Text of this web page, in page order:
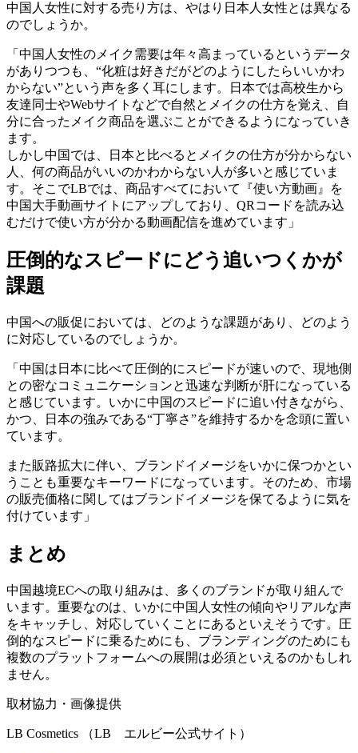
中国人女性に対する売り方は、やはり日本人女性とは異なる
のでしょうか。
「中国人女性のメイク需要は年々高まっているというデータ
がありつつも、“化粧は好きだがどのようにしたらいいかわ
からない”という声を多く耳にします。日本では高校生から
友達同士やWebサイトなどで自然とメイクの仕方を覚え、自
分に合ったメイク商品を選ぶことができるようになっていき
ます。
しかし中国では、日本と比べるとメイクの仕方が分からない
人、何の商品がいいのかわからない人が多いと感じていま
す。そこでLBでは、商品すべてにおいて『使い方動画』を
中国大手動画サイトにアップしており、QRコードを読み込
むだけで使い方が分かる動画配信を進めています」
圧倒的なスピードにどう追いつくかが
課題
中国への販促においては、どのような課題があり、どのよう
に対応しているのでしょうか。
「中国は日本に比べて圧倒的にスピードが速いので、現地側
との密なコミュニケーションと迅速な判断が肝になっている
と感じています。いかに中国のスピードに追い付きながら、
かつ、日本の強みである“丁寧さ”を維持するかを念頭に置い
ています。
また販路拡大に伴い、ブランドイメージをいかに保つかとい
うことも重要なキーワードになっています。そのため、市場
の販売価格に関してはブランドイメージを保てるように気を
付けています」
まとめ
中国越境ECへの取り組みは、多くのブランドが取り組んで
います。重要なのは、いかに中国人女性の傾向やリアルな声
をキャッチし、対応していくことにあるといえそうです。圧
倒的なスピードに乗るためにも、ブランディングのためにも
複数のプラットフォームへの展開は必須といえるのかもしれ
ません。
取材協力・画像提供
LB Cosmetics （LB エルビー公式サイト）